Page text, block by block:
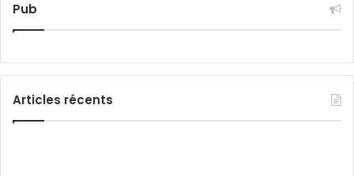
Pub
Articles récents